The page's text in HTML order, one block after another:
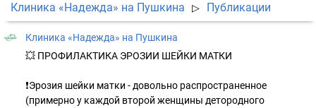
Клиника «Надежда» на Пушкина ▷ Публикации
Клиника «Надежда» на Пушкина
💥 ПРОФИЛАКТИКА ЭРОЗИИ ШЕЙКИ МАТКИ
❗Эрозия шейки матки - довольно распространенное
(примерно у каждой второй женщины детородного